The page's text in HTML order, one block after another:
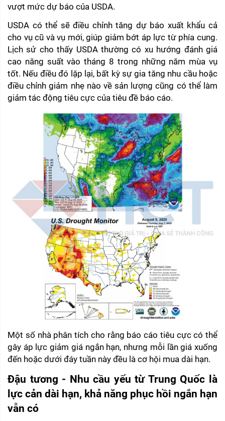
vượt mức dự báo của USDA.
USDA có thể sẽ điều chỉnh tăng dự báo xuất khẩu cả
cho vụ cũ và vụ mới, giúp giảm bớt áp lực từ phía cung.
Lịch sử cho thấy USDA thường có xu hướng đánh giá
cao năng suất vào tháng 8 trong những năm mùa vụ
tốt. Nếu điều đó lặp lại, bất kỳ sự gia tăng nhu cầu hoặc
điều chỉnh giảm nhẹ nào về sản lượng cũng có thể làm
giảm tác động tiêu cực của tiêu đề báo cáo.
Một số nhà phân tích cho rằng báo cáo tiêu cực có thể
gây áp lực giảm giá ngắn hạn, nhưng mỗi lần giá xuống
đến hoặc dưới đáy tuần này đều là cơ hội mua dài hạn.
Đậu tương - Nhu cầu yếu từ Trung Quốc là
lực cản dài hạn, khả năng phục hồi ngắn hạn
vẫn có